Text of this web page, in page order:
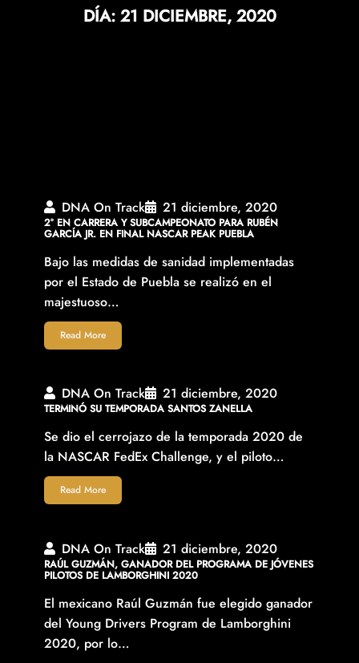
DÍA: 21 DICIEMBRE, 2020
DNA On Track 21 diciembre, 2020
2° EN CARRERA Y SUBCAMPEONATO PARA RUBÉN
GARCÍA JR. EN FINAL NASCAR PEAK PUEBLA
Bajo las medidas de sanidad implementadas
por el Estado de Puebla se realizó en el
majestuoso…
Read More
DNA On Track 21 diciembre, 2020
TERMINÓ SU TEMPORADA SANTOS ZANELLA
Se dio el cerrojazo de la temporada 2020 de
la NASCAR FedEx Challenge, y el piloto…
Read More
DNA On Track 21 diciembre, 2020
RAÚL GUZMÁN, GANADOR DEL PROGRAMA DE JÓVENES
PILOTOS DE LAMBORGHINI 2020
El mexicano Raúl Guzmán fue elegido ganador
del Young Drivers Program de Lamborghini
2020, por lo…